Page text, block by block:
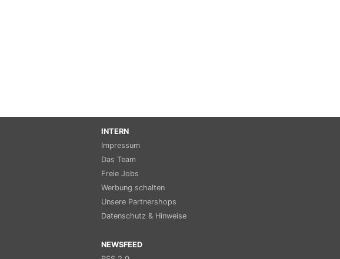
INTERN
Impressum
Das Team
Freie Jobs
Werbung schalten
Unsere Partnershops
Datenschutz & Hinweise
NEWSFEED